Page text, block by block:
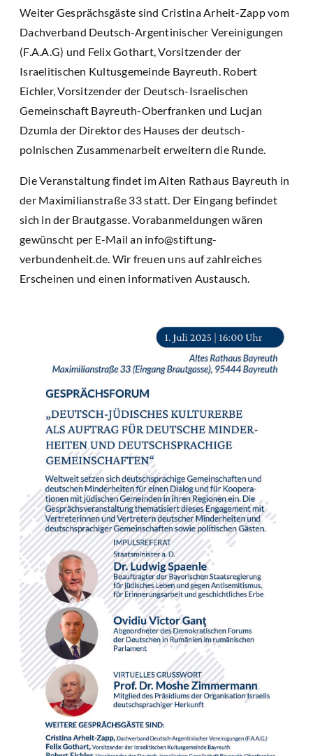
Weiter Gesprächsgäste sind Cristina Arheit-Zapp vom
Dachverband Deutsch-Argentinischer Vereinigungen
(F.A.A.G) und Felix Gothart, Vorsitzender der
Israelitischen Kultusgemeinde Bayreuth. Robert
Eichler, Vorsitzender der Deutsch-Israelischen
Gemeinschaft Bayreuth-Oberfranken und Lucjan
Dzumla der Direktor des Hauses der deutsch-
polnischen Zusammenarbeit erweitern die Runde.
Die Veranstaltung findet im Alten Rathaus Bayreuth in
der Maximilianstraße 33 statt. Der Eingang befindet
sich in der Brautgasse. Vorabanmeldungen wären
gewünscht per E-Mail an info@stiftung-
verbundenheit.de. Wir freuen uns auf zahlreiches
Erscheinen und einen informativen Austausch.